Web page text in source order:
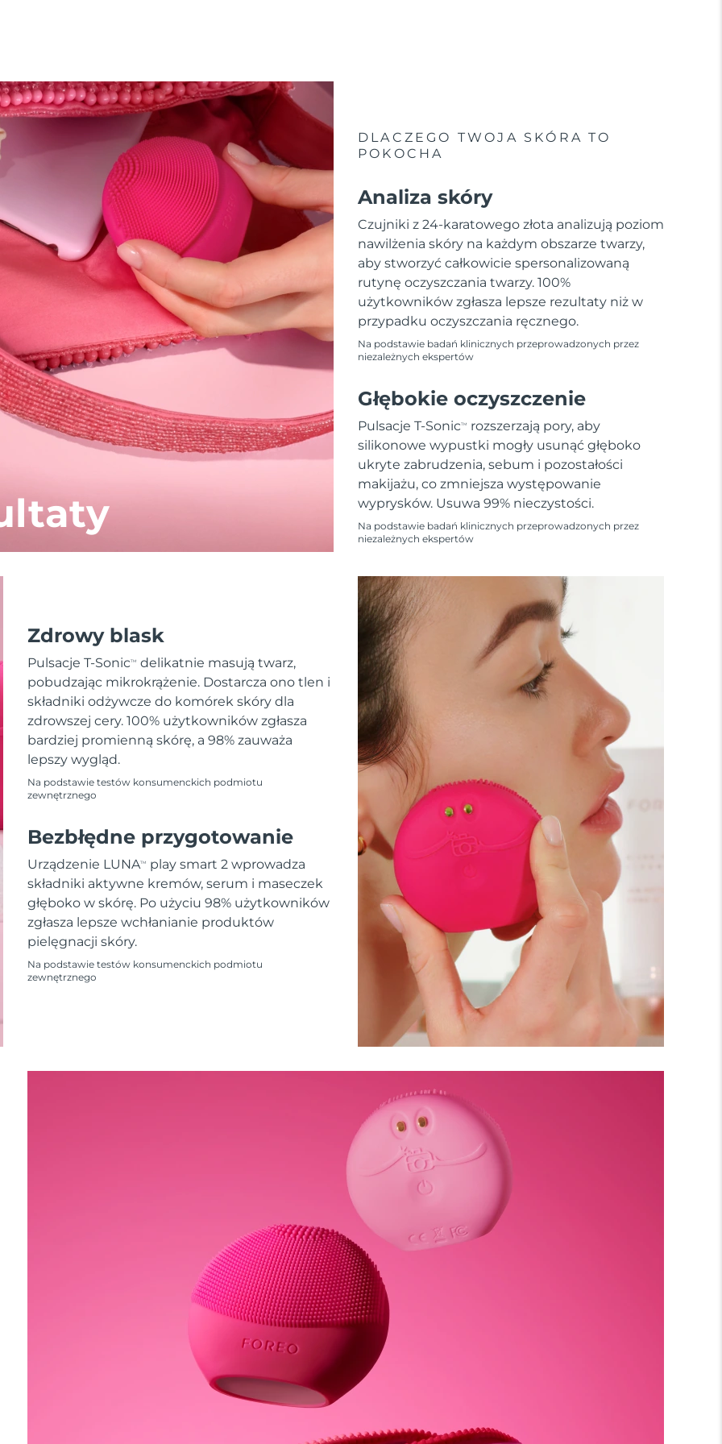
DLACZEGO TWOJA SKÓRA TO
POKOCHA
Analiza skóry
Czujniki z 24-karatowego złota analizują poziom
nawilżenia skóry na każdym obszarze twarzy,
aby stworzyć całkowicie spersonalizowaną
rutynę oczyszczania twarzy. 100%
użytkowników zgłasza lepsze rezultaty niż w
przypadku oczyszczania ręcznego.
Na podstawie badań klinicznych przeprowadzonych przez
niezależnych ekspertów
Głębokie oczyszczenie
Pulsacje T-SonicTM
rozszerzają pory, aby
silikonowe wypustki mogły usunąć głęboko
ukryte zabrudzenia, sebum i pozostałości
makijażu, co zmniejsza występowanie
wyprysków. Usuwa 99% nieczystości.
Na podstawie badań klinicznych przeprowadzonych przez
niezależnych ekspertów
Zdrowy blask
Pulsacje T-SonicTM
delikatnie masują twarz,
pobudzając mikrokrążenie. Dostarcza ono tlen i
składniki odżywcze do komórek skóry dla
zdrowszej cery. 100% użytkowników zgłasza
bardziej promienną skórę, a 98% zauważa
lepszy wygląd.
Na podstawie testów konsumenckich podmiotu
zewnętrznego
Bezbłędne przygotowanie
Urządzenie LUNATM
play smart 2 wprowadza
składniki aktywne kremów, serum i maseczek
głęboko w skórę. Po użyciu 98% użytkowników
zgłasza lepsze wchłanianie produktów
pielęgnacji skóry.
Na podstawie testów konsumenckich podmiotu
zewnętrznego